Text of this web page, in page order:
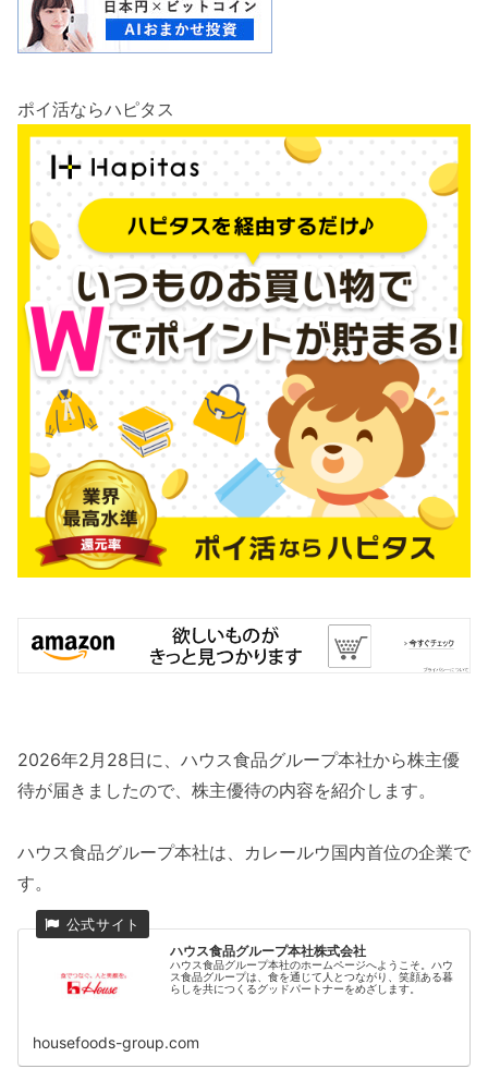
ポイ活ならハピタス
2026年2月28日に、ハウス食品グループ本社から株主優
待が届きましたので、株主優待の内容を紹介します。
ハウス食品グループ本社は、カレールウ国内首位の企業で
す。
ハウス食品グループ本社株式会社
ハウス食品グループ本社のホームページへようこそ。ハウ
ス食品グループは、食を通じて人とつながり、笑顔ある暮
らしを共につくるグッドパートナーをめざします。
housefoods-group.com